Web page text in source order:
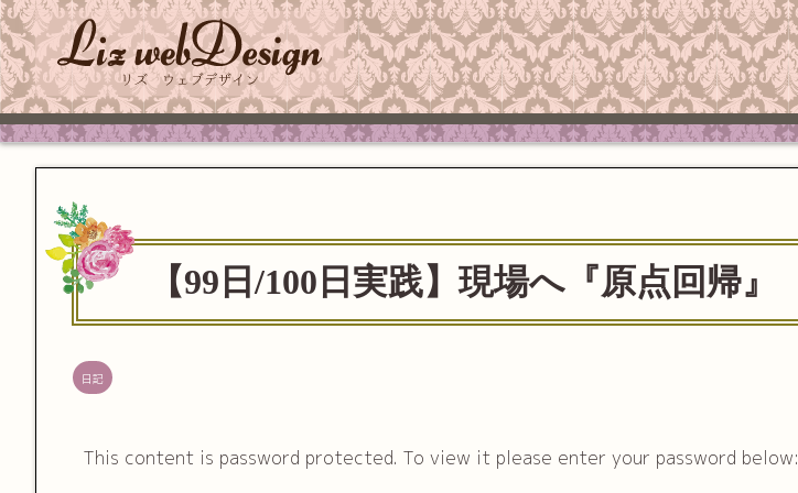
【99日/100日実践】現場へ『原点回帰』
日記
This content is password protected. To view it please enter your password below: